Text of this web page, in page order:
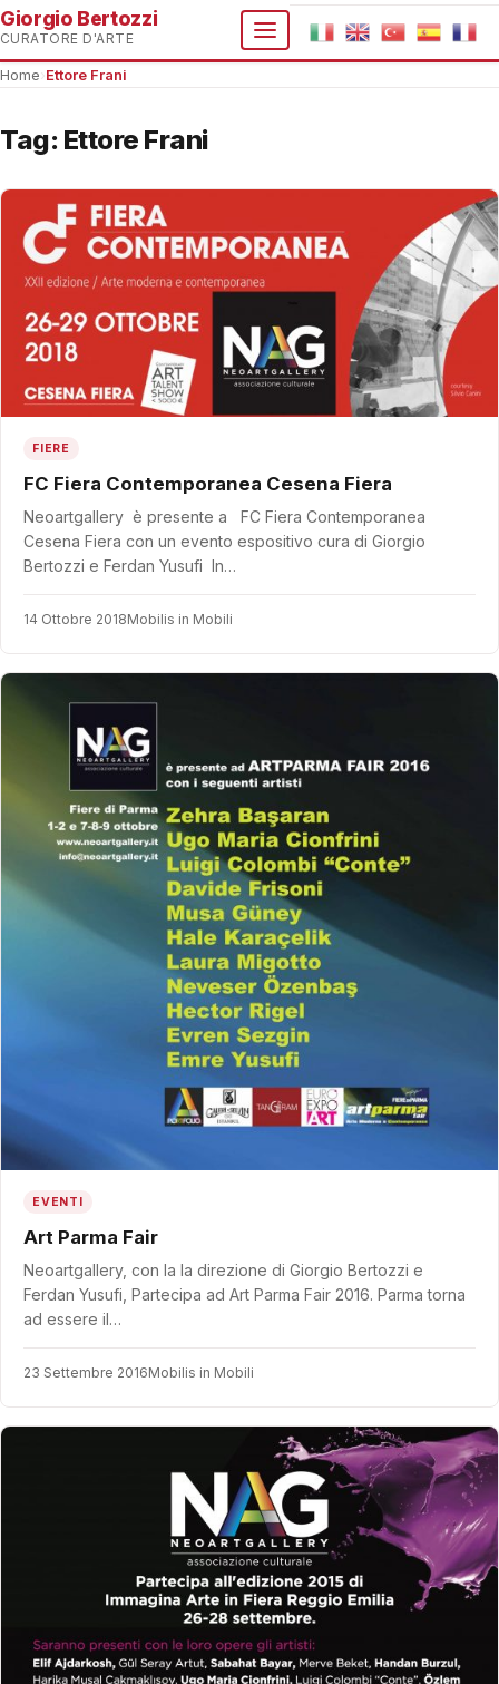
Giorgio Bertozzi
CURATORE D'ARTE
Home Ettore Frani
Tag: Ettore Frani
FIERE
FC Fiera Contemporanea Cesena Fiera
Neoartgallery è presente a FC Fiera Contemporanea
Cesena Fiera con un evento espositivo cura di Giorgio
Bertozzi e Ferdan Yusufi In…
14 Ottobre 2018Mobilis in Mobili
EVENTI
Art Parma Fair
Neoartgallery, con la la direzione di Giorgio Bertozzi e
Ferdan Yusufi, Partecipa ad Art Parma Fair 2016. Parma torna
ad essere il…
23 Settembre 2016Mobilis in Mobili